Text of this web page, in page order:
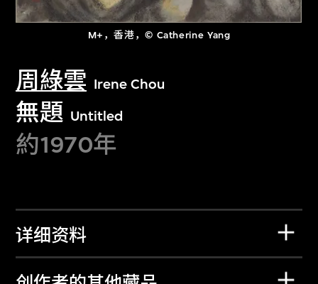
M+，香港，© Catherine Yang
周綠雲 Irene Chou
無題 Untitled
約1970年
详细资料